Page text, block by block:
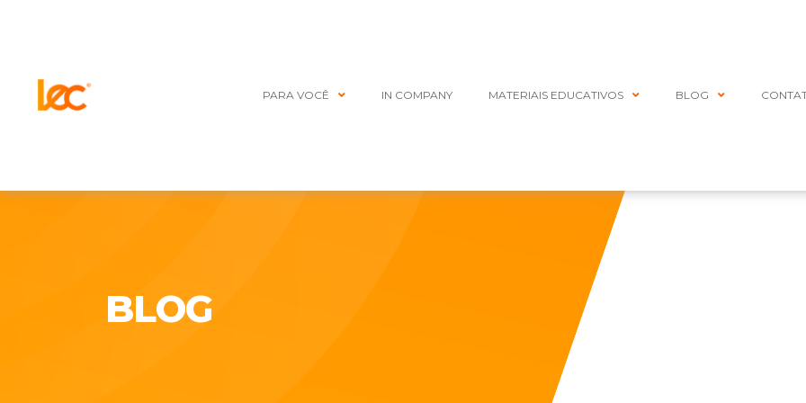
PARA VOCÊ IN COMPANY MATERIAIS EDUCATIVOS BLOG
BLOG